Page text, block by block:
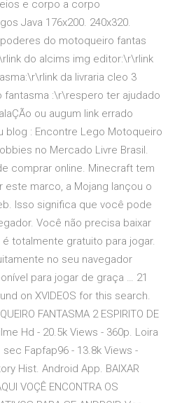
e corpo a corpo
Java 176x200. 240x320.
do motoqueiro fantas
do alcims img editor:\r\rlink
da livraria cleo 3
:\r\respero ter ajudado
ou augum link errado
blog : Encontre Lego Motoqueiro
no Mercado Livre Brasil.
comprar online. Minecraft tem
este marco, a Mojang lançou o
Isso significa que você pode
Você não precisa baixar
totalmente gratuito para jogar.
no seu navegador
para jogar de graça … 21
on XVIDEOS for this search.
FANTASMA 2 ESPIRITO DE
Hd - 20.5k Views - 360p. Loira
Fapfap96 - 13.8k Views -
Hist. Android App. BAIXAR
VOÇÊ ENCONTRA OS